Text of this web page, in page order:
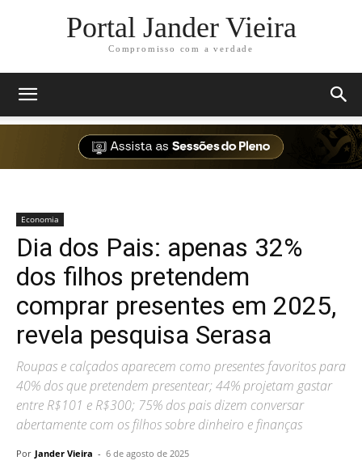
Portal Jander Vieira
Compromisso com a verdade
Economia
Dia dos Pais: apenas 32%
dos filhos pretendem
comprar presentes em 2025,
revela pesquisa Serasa
Roupas e calçados aparecem como presentes favoritos para
40% dos que pretendem presentear; 44% projetam gastar
entre R$101 e R$300; 75% dos pais dizem conversar
abertamente com os filhos sobre dinheiro e finanças
Por Jander Vieira - 6 de agosto de 2025